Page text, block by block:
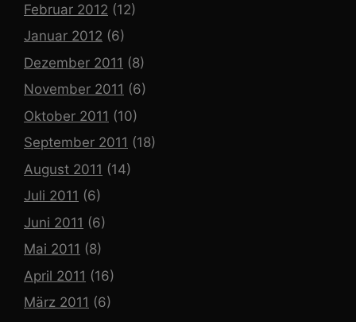
Februar 2012 (12)
Januar 2012 (6)
Dezember 2011 (8)
November 2011 (6)
Oktober 2011 (10)
September 2011 (18)
August 2011 (14)
Juli 2011 (6)
Juni 2011 (6)
Mai 2011 (8)
April 2011 (16)
März 2011 (6)